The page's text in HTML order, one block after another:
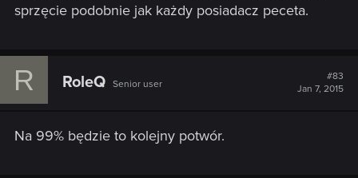
sprzęcie podobnie jak każdy posiadacz peceta.
R RoleQ Senior user
#83
Jan 7, 2015
Na 99% będzie to kolejny potwór.